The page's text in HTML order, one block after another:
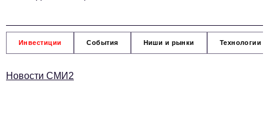
Инвестиции События Ниши и рынки Технологии
Новости СМИ2